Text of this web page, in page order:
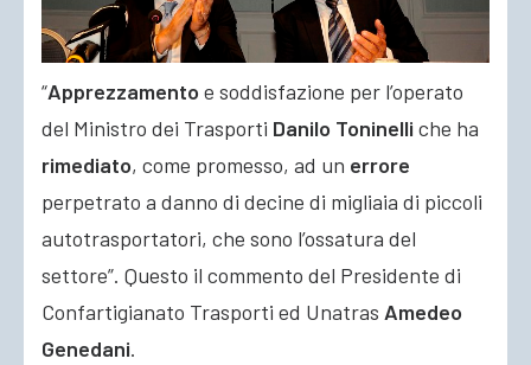
“Apprezzamento e soddisfazione per l’operato
del Ministro dei Trasporti Danilo Toninelli che ha
rimediato, come promesso, ad un errore
perpetrato a danno di decine di migliaia di piccoli
autotrasportatori, che sono l’ossatura del
settore”. Questo il commento del Presidente di
Confartigianato Trasporti ed Unatras Amedeo
Genedani.